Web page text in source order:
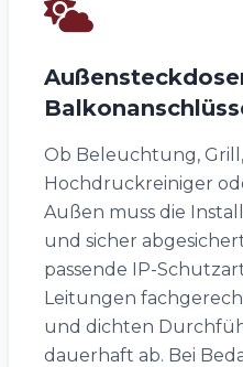
Ob Beleuchtung, Grill,
Hochdruckreiniger
Außen muss die
und sicher
passende IP-
Leitungen
und dichten
dauerhaft ab. Bei